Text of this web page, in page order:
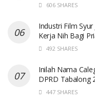
606 SHARES
Industri Film
Kerja Nih Bagi
492 SHARES
Inilah Nama
DPRD Tabalong
447 SHARES